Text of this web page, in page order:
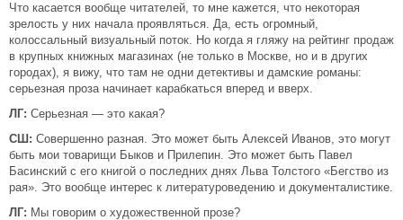
Что касается вообще читателей, то мне кажется, что некоторая
зрелость у них начала проявляться. Да, есть огромный,
колоссальный визуальный поток. Но когда я гляжу на рейтинг продаж
в крупных книжных магазинах (не только в Москве, но и в других
городах), я вижу, что там не одни детективы и дамские романы:
серьезная проза начинает карабкаться вперед и вверх.
ЛГ: Серьезная — это какая?
СШ: Совершенно разная. Это может быть Алексей Иванов, это могут
быть мои товарищи Быков и Прилепин. Это может быть Павел
Басинский с его книгой о последних днях Льва Толстого «Бегство из
рая». Это вообще интерес к литературоведению и документалистике.
ЛГ: Мы говорим о художественной прозе?